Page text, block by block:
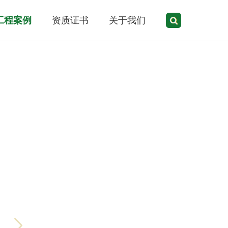
程案例 资质证书 关于我们